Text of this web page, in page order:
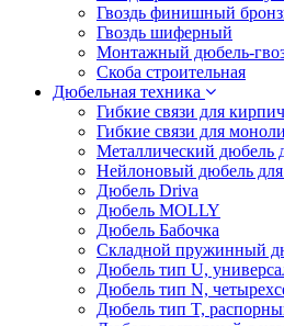
Гвоздь финишный
Гвоздь шиферный
Монтажный дюбель-
Скоба строительная
Дюбельная техника
Гибкие связи для
Гибкие связи для
Металлический дюбель
Нейлоновый дюбель для
Дюбель Driva
Дюбель MOLLY
Дюбель Бабочка
Складной пружинный
Дюбель тип U,
Дюбель тип N,
Дюбель тип T,